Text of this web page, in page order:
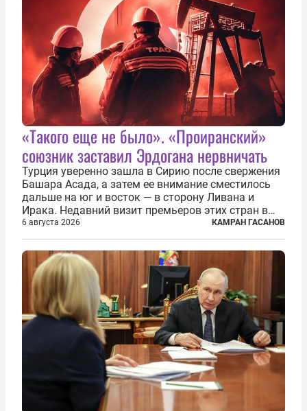
«Такого еще не было». «Проиранский»
союзник заставил Эрдогана нервничать
Турция уверенно зашла в Сирию после свержения
Башара Асада, а затем ее внимание сместилось
дальше на юг и восток — в сторону Ливана и
Ирака. Недавний визит премьеров этих стран в
Анкару, договоры об участии турецкой компании
TPAO в разработке нефти иракского Киркука и
«Дороги развития» подтверждают...
6 августа 2026 КАМРАН ГАСАНОВ